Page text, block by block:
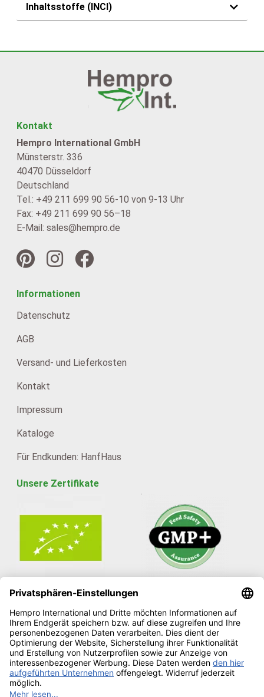
Inhaltsstoffe (INCI)
Kontakt
Hempro International GmbH
Münsterstr. 336
40470 Düsseldorf
Deutschland
Tel.: +49 211 699 90 56-10 von 9-13 Uhr
Fax: +49 211 699 90 56–18
E-Mail: sales@hempro.de
Informationen
Datenschutz
AGB
Versand- und Lieferkosten
Kontakt
Impressum
Kataloge
Für Endkunden: HanfHaus
Unsere Zertifikate